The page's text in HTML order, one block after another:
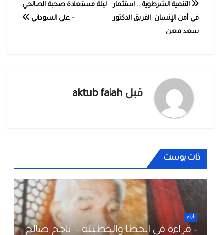
تصفّح
المقالات
ليلة‭ ‬مستعادة صحبة‭ ‬الصالحي
– علي السوداني
التنمية الشرطوية .. استثمار
في أمن الإنسان الفريق الدكتور
سعد معن
قبلaktub falah
ذات بوست
أراء
– قراءة في الخطأ والخطيئة – ناجح صالح